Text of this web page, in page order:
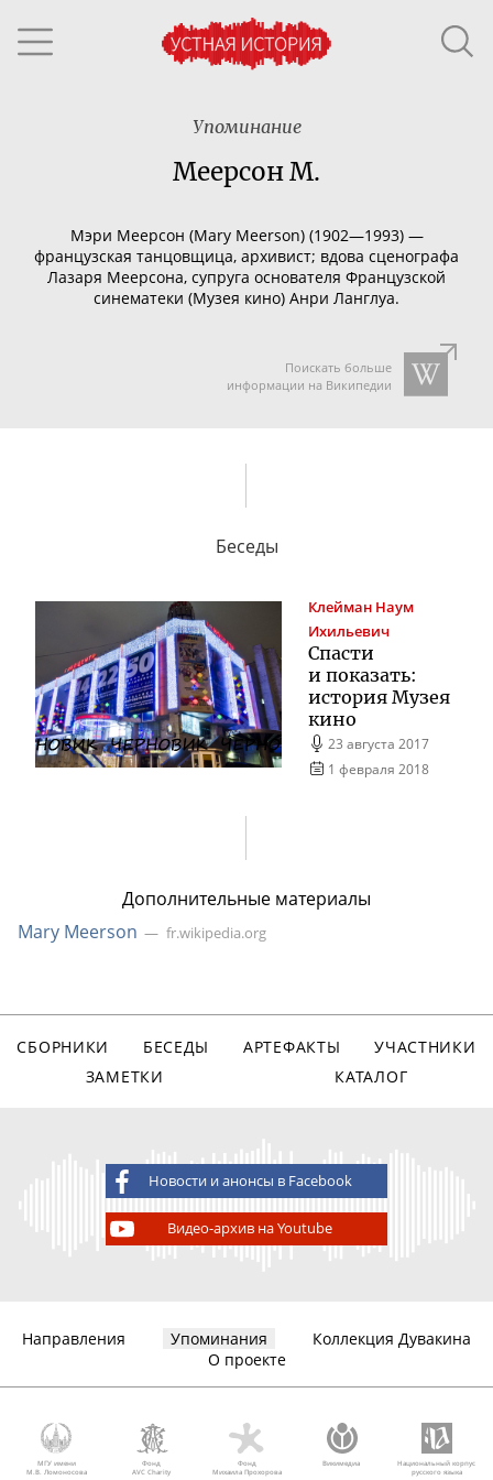
Упоминание
Меерсон М.
Мэри Меерсон (Mary Meerson) (1902—1993) —
французская танцовщица, архивист; вдова сценографа
Лазаря Меерсона, супруга основателя Французской
синематеки (Музея кино) Анри Ланглуа.
Поискать больше
информации на Википедии
Беседы
Клейман Наум
Ихильевич
Спасти
и показать:
история Музея
кино
23 августа 2017
1 февраля 2018
Дополнительные материалы
Mary Meerson
fr.wikipedia.org
СБОРНИКИ БЕСЕДЫ АРТЕФАКТЫ
УЧАСТНИКИ
ЗАМЕТКИ
КАТАЛОГ
Новости и анонсы в Facebook
Видео-архив на Youtube
Направления Упоминания
Коллекция Дувакина
О проекте
МГУ имени
М.В. Ломоносова
Фонд
AVC Charity
Фонд
Михаила Прохорова
Викимедиа
Национальный корпус
русского языка